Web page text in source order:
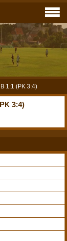
1:1 (PK 3:4)
3:4)